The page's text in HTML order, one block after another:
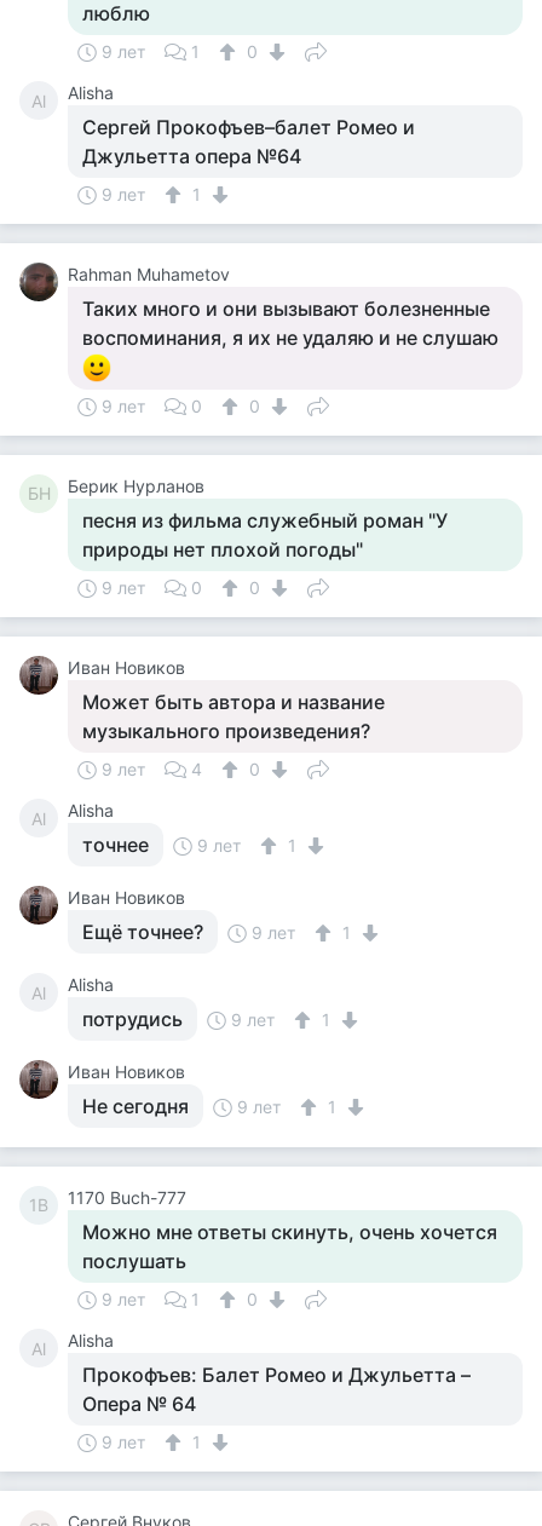
люблю
9 лет 1 0
Al Alisha
Сергей Прокофъев–балет Ромео и
Джульетта опера №64
9 лет 1
Rahman Muhametov
Таких много и они вызывают болезненные
воспоминания, я их не удаляю и не слушаю
9 лет 0 0
БН Берик Нурланов
песня из фильма служебный роман "У
природы нет плохой погоды"
9 лет 0 0
Иван Новиков
Может быть автора и название
музыкального произведения?
9 лет 4 0
Al Alisha
точнее 9 лет 1
Иван Новиков
Ещё точнее? 9 лет 1
Al Alisha
потрудись 9 лет 1
Иван Новиков
Не сегодня 9 лет 1
1B 1170 Buch-777
Можно мне ответы скинуть, очень хочется
послушать
9 лет 1 0
Al Alisha
Прокофъев: Балет Ромео и Джульетта –
Опера № 64
9 лет 1
Сергей Внуков